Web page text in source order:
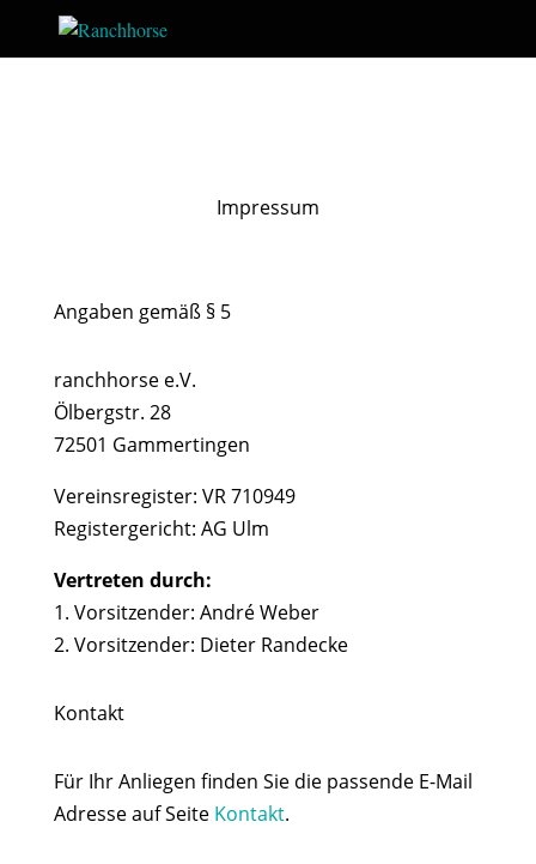
Impressum
Angaben gemäß § 5
ranchhorse e.V.
Ölbergstr. 28
72501 Gammertingen
Vereinsregister: VR 710949
Registergericht: AG Ulm
Vertreten durch:
1. Vorsitzender: André Weber
2. Vorsitzender: Dieter Randecke
Kontakt
Für Ihr Anliegen finden Sie die passende E-Mail
Adresse auf Seite Kontakt.